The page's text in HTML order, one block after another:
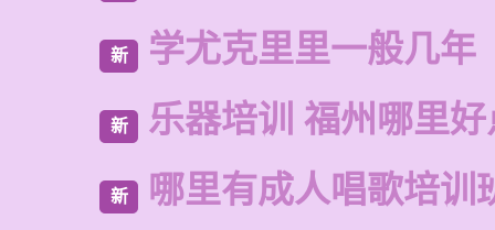
新 学尤克里里一般几年
新 乐器培训 福州哪里
新 哪里有成人唱歌培训